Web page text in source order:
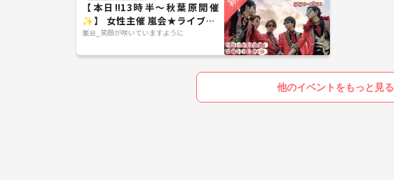
【本日!!13時半〜秋葉原開催
✨️】 女性主催 嵐会★ライブDV
D鑑賞会！
嵐会_笑顔が咲いていますように
他のイベントをもっと見る